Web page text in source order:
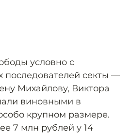
условно с
последователей секты —
Михайлову, Виктора
виновными в
крупном размере.
7 млн рублей у 14